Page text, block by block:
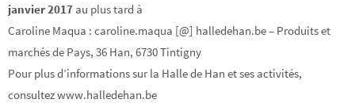
janvier 2017 au plus tard à
Caroline Maqua : caroline.maqua [@] halledehan.be – Produits et
marchés de Pays, 36 Han, 6730 Tintigny
Pour plus d’informations sur la Halle de Han et ses activités,
consultez www.halledehan.be